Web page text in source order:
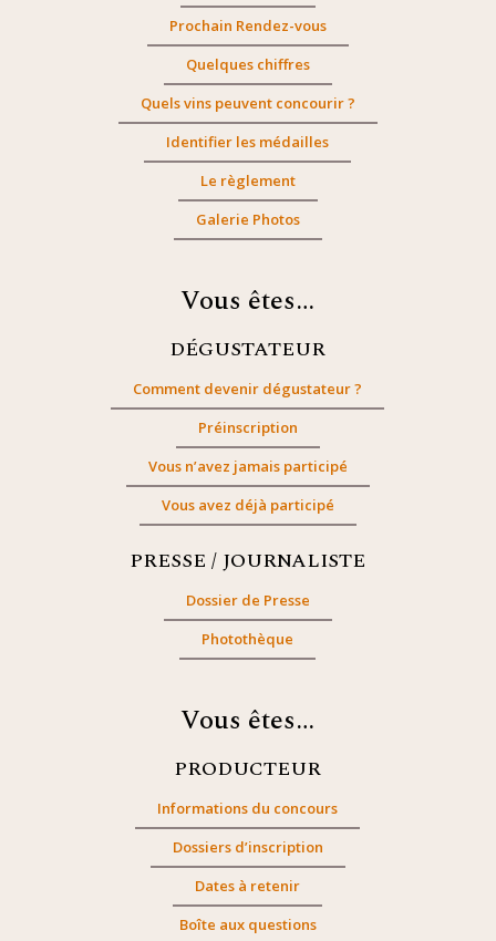
Prochain Rendez-vous
Quelques chiffres
Quels vins peuvent concourir ?
Identifier les médailles
Le règlement
Galerie Photos
Vous êtes…
DÉGUSTATEUR
Comment devenir dégustateur ?
Préinscription
Vous n’avez jamais participé
Vous avez déjà participé
PRESSE / JOURNALISTE
Dossier de Presse
Photothèque
Vous êtes…
PRODUCTEUR
Informations du concours
Dossiers d’inscription
Dates à retenir
Boîte aux questions